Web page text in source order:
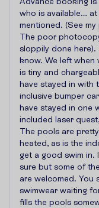
who is available… at
mentioned. (See
The poor
sloppily done here).
know. We left when
is tiny and
have stayed in with
inclusive bumper
have stayed in one
included laser
The pools are
heated, as is the
get a good swim in.
sure but some of
are welcomed. You
swimwear waiting
fills the pools